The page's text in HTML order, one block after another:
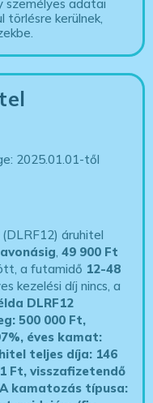
személyes adatai
törlésre kerülnek,
2025.01.01-től
(DLRF12) áruhitel
,49 900 Ft
a futamidő 12-48
kezelési díj nincs, a
DLRF12
500 000 Ft,
éves kamat:
teljes díja: 146
Ft, visszafizetendő
A kamatozás típusa: